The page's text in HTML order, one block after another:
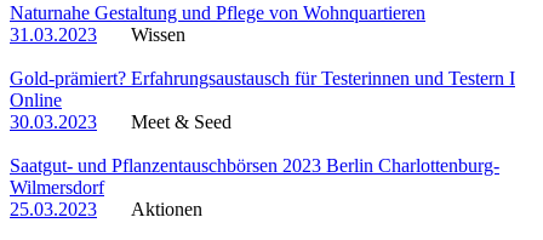
Naturnahe Gestaltung und Pflege von Wohnquartieren
31.03.2023
Wissen
Gold-prämiert? Erfahrungsaustausch für Testerinnen und Testern I
Online
30.03.2023
Meet & Seed
Saatgut- und Pflanzentauschbörsen 2023 Berlin Charlottenburg-
Wilmersdorf
25.03.2023
Aktionen